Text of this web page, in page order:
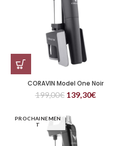
CORAVIN Model One Noir
199,00€ 139,30€
PROCHAINEMEN
T